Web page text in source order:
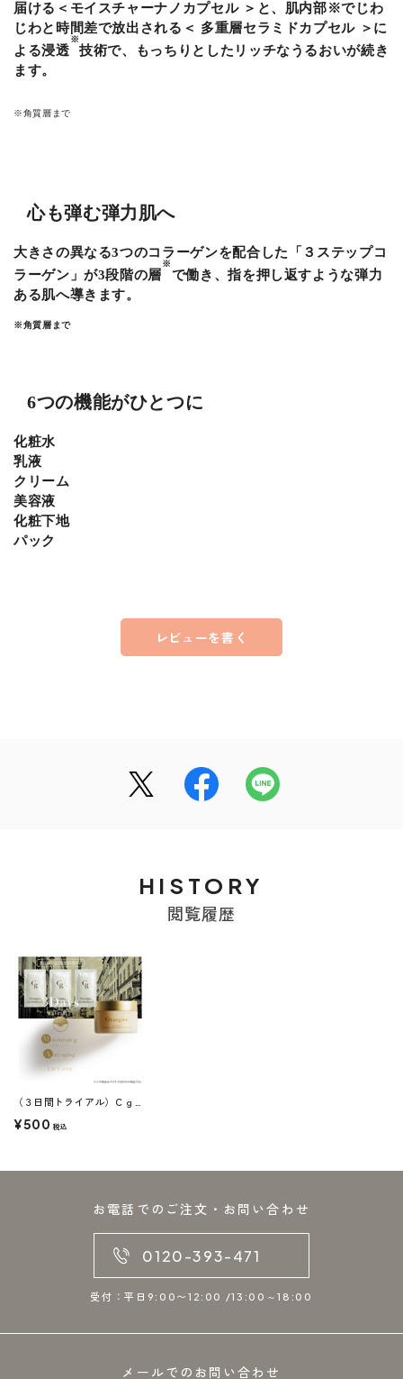
届ける＜モイスチャーナノカプセル ＞と、肌内部※でじわ
じわと時間差で放出される＜ 多重層セラミドカプセル ＞に
よる浸透
※
技術で、もっちりとしたリッチなうるおいが続き
ます。
※角質層まで
心も弾む弾力肌へ
大きさの異なる3つのコラーゲンを配合した「３ステップコ
ラーゲン」が3段階の層
※
で働き、指を押し返すような弾力
ある肌へ導きます。
※角質層まで
6つの機能がひとつに
化粧水
乳液
クリーム
美容液
化粧下地
パック
レビューを書く
HISTORY
閲覧履歴
¥500税込
お電話でのご注文・お問い合わせ
0120-393-471
受付：平日9:00〜12:00 /13:00～18:00
メールでのお問い合わせ